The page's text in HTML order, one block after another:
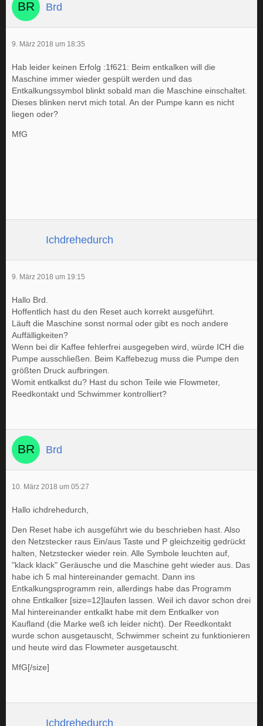
Brd
9. März 2018 um 18:35
Hab leider keinen Erfolg :1f621: Beim entkalken will die
Maschine immer wieder gespült werden und das
Entkalkungssymbol blinkt sobald man die Maschine einschaltet.
Dieses blinken nervt mich total. An der Pumpe kann es nicht
liegen oder?
MfG
Ichdrehedurch
9. März 2018 um 19:15
Hallo Brd.
Hoffentlich hast du den Reset auch korrekt ausgeführt.
Läuft die Maschine sonst normal oder gibt es noch andere
Auffälligkeiten?
Wenn bei dir Kaffee fehlerfrei ausgegeben wird, würde ICH die
Pumpe ausschließen. Beim Kaffebezug muss die Pumpe den
größten Druck aufbringen.
Womit entkalkst du? Hast du schon Teile wie Flowmeter,
Reedkontakt und Schwimmer kontrolliert?
Brd
10. März 2018 um 05:27
Hallo ichdrehedurch,
Den Reset habe ich ausgeführt wie du beschrieben hast. Also
den Netzstecker raus Ein/aus Taste und P gleichzeitig gedrückt
halten, Netzstecker wieder rein. Alle Symbole leuchten auf,
"klack klack" Geräusche und die Maschine geht wieder aus. Das
habe ich 5 mal hintereinander gemacht. Dann ins
Entkalkungsprogramm rein, allerdings habe das Programm
ohne Entkalker [size=12]laufen lassen. Weil ich davor schon drei
Mal hintereinander entkalkt habe mit dem Entkalker von
Kaufland (die Marke weß ich leider nicht). Der Reedkontakt
wurde schon ausgetauscht, Schwimmer scheint zu funktionieren
und heute wird das Flowmeter ausgetauscht.
MfG[/size]
Ichdrehedurch